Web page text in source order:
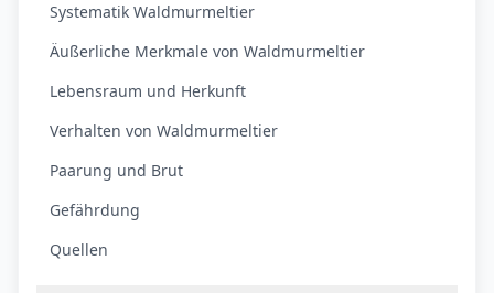
Systematik Waldmurmeltier
Äußerliche Merkmale von Waldmurmeltier
Lebensraum und Herkunft
Verhalten von Waldmurmeltier
Paarung und Brut
Gefährdung
Quellen